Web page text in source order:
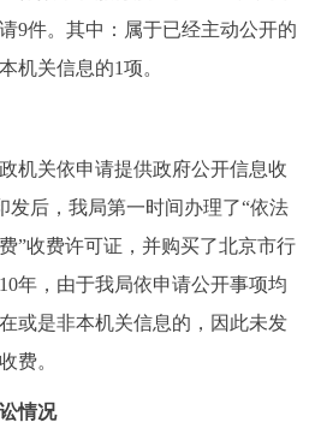
9件。其中：属于已经主动公开的
机关信息的1项。
关依申请提供政府公开信息收
发后，我局第一时间办理了“依法
”收费许可证，并购买了北京市行
年，由于我局依申请公开事项均
或是非本机关信息的，因此未发
费。
情况